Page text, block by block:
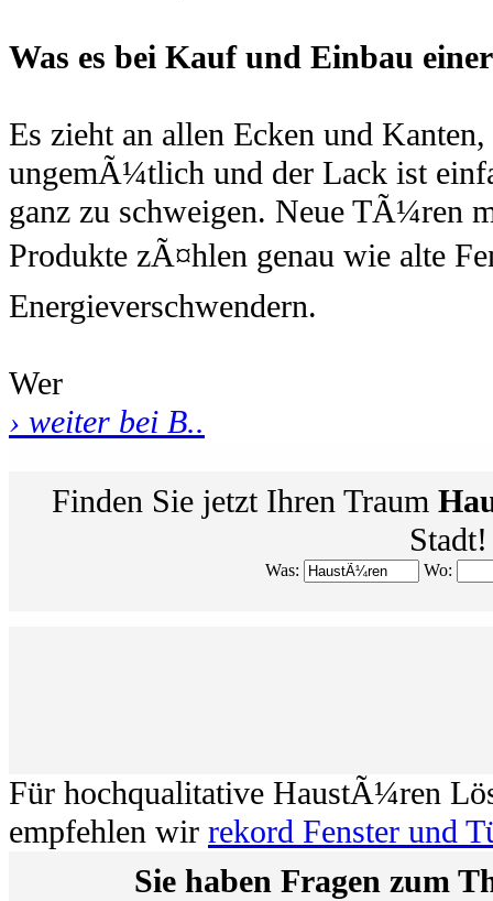
Was es bei Kauf und Einbau
Es zieht an allen Ecken und
ungemÃ¼tlich und der Lack ist
ganz zu schweigen. Neue TÃ¼ren
Produkte zÃ¤hlen genau wie alte
Energieverschwendern.
Wer
› weiter bei B..
Finden Sie jetzt Ihren Traum
Stadt!
Was: Wo:
Für hochqualitative HaustÃ¼ren
empfehlen wir rekord Fenster und
Sie haben Fragen zum